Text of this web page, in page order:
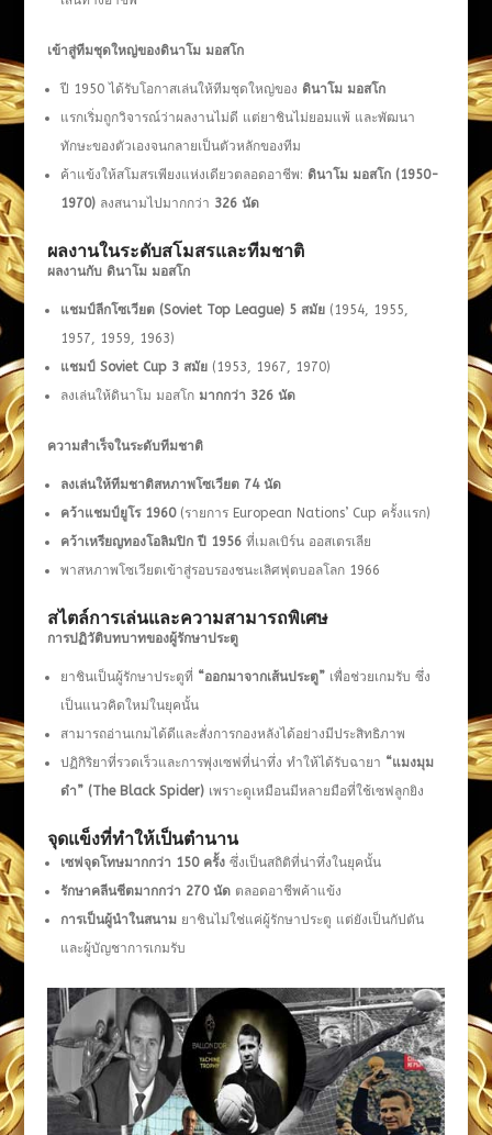
เข้าสู่ทีมชุดใหญ่ของดินาโม มอสโก
ปี 1950 ได้รับโอกาสเล่นให้ทีมชุดใหญ่ของ ดินาโม มอสโก
แรกเริ่มถูกวิจารณ์ว่าผลงานไม่ดี แต่ยาชินไม่ยอมแพ้ และพัฒนา
ทักษะของตัวเองจนกลายเป็นตัวหลักของทีม
ค้าแข้งให้สโมสรเพียงแห่งเดียวตลอดอาชีพ: ดินาโม มอสโก (1950-
1970)ลงสนามไปมากกว่า 326 นัด
ผลงานในระดับสโมสรและทีมชาติ
ผลงานกับ ดินาโม มอสโก
แชมป์ลีกโซเวียต (Soviet Top League) 5 สมัย(1954, 1955,
1957, 1959, 1963)
แชมป์ Soviet Cup 3 สมัย(1953, 1967, 1970)
ลงเล่นให้ดินาโม มอสโก มากกว่า 326 นัด
ความสำเร็จในระดับทีมชาติ
ลงเล่นให้ทีมชาติสหภาพโซเวียต 74 นัด
คว้าแชมป์ยูโร 1960(รายการ European Nations’ Cup ครั้งแรก)
คว้าเหรียญทองโอลิมปิก ปี 1956ที่เมลเบิร์น ออสเตรเลีย
พาสหภาพโซเวียตเข้าสู่รอบรองชนะเลิศฟุตบอลโลก 1966
สไตล์การเล่นและความสามารถพิเศษ
การปฏิวัติบทบาทของผู้รักษาประตู
ยาชินเป็นผู้รักษาประตูที่ “ออกมาจากเส้นประตู”เพื่อช่วยเกมรับ ซึ่ง
เป็นแนวคิดใหม่ในยุคนั้น
สามารถอ่านเกมได้ดีและสั่งการกองหลังได้อย่างมีประสิทธิภาพ
ปฏิกิริยาที่รวดเร็วและการพุ่งเซฟที่น่าทึ่ง ทำให้ได้รับฉายา “แมงมุม
ดำ” (The Black Spider)เพราะดูเหมือนมีหลายมือที่ใช้เซฟลูกยิง
จุดแข็งที่ทำให้เป็นตำนาน
เซฟจุดโทษมากกว่า 150 ครั้งซึ่งเป็นสถิติที่น่าทึ่งในยุคนั้น
รักษาคลีนชีตมากกว่า 270 นัดตลอดอาชีพค้าแข้ง
การเป็นผู้นำในสนามยาชินไม่ใช่แค่ผู้รักษาประตู แต่ยังเป็นกัปตัน
และผู้บัญชาการเกมรับ